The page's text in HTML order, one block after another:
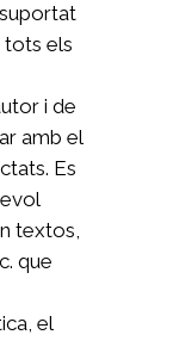
tots els
i de
amb el
Es
textos,
que
el